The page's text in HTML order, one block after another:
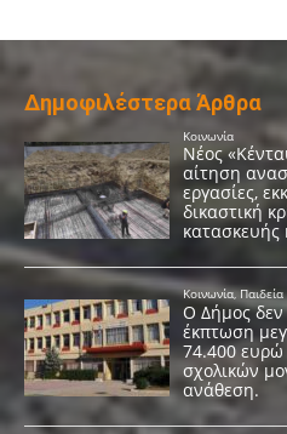
Δημοφιλέστερα Άρθρα